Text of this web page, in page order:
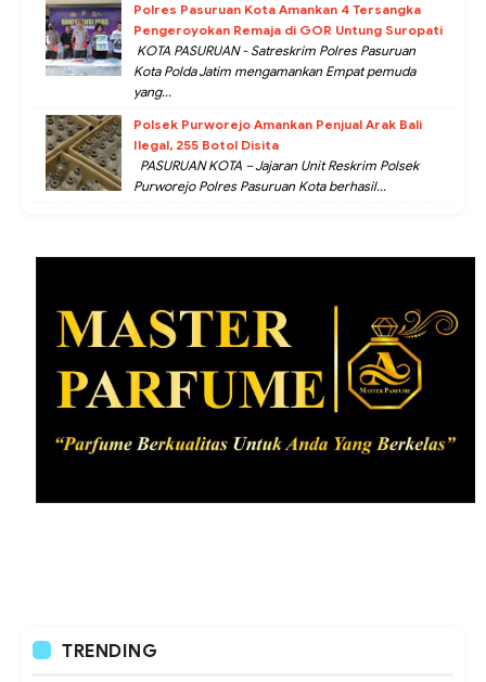
Polres Pasuruan Kota Amankan 4 Tersangka
Pengeroyokan Remaja di GOR Untung Suropati
KOTA PASURUAN - Satreskrim Polres Pasuruan
Kota Polda Jatim mengamankan Empat pemuda
yang...
Polsek Purworejo Amankan Penjual Arak Bali
Ilegal, 255 Botol Disita
PASURUAN KOTA – Jajaran Unit Reskrim Polsek
Purworejo Polres Pasuruan Kota berhasil...
TRENDING